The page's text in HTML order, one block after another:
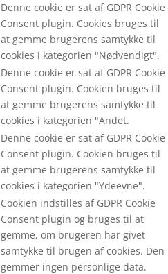
Denne cookie er sat af GDPR Cookie
Consent plugin. Cookies bruges til
at gemme brugerens samtykke til
cookies i kategorien "Nødvendigt".
Denne cookie er sat af GDPR Cookie
Consent plugin. Cookien bruges til
at gemme brugerens samtykke til
cookies i kategorien "Andet.
Denne cookie er sat af GDPR Cookie
Consent plugin. Cookien bruges til
at gemme brugerens samtykke til
cookies i kategorien "Ydeevne".
Cookien indstilles af GDPR Cookie
Consent plugin og bruges til at
gemme, om brugeren har givet
samtykke til brugen af cookies. Den
gemmer ingen personlige data.